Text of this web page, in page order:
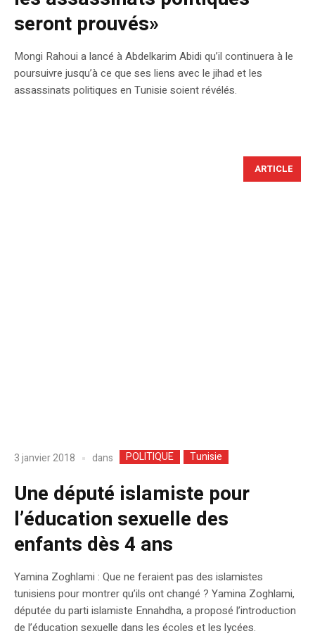
seront prouvés»
Mongi Rahoui a lancé à Abdelkarim Abidi qu’il continuera à le
poursuivre jusqu’à ce que ses liens avec le jihad et les
assassinats politiques en Tunisie soient révélés.
ARTICLE
3 janvier 2018 dans POLITIQUE Tunisie
Une député islamiste pour
l’éducation sexuelle des
enfants dès 4 ans
Yamina Zoghlami : Que ne feraient pas des islamistes
tunisiens pour montrer qu’ils ont changé ? Yamina Zoghlami,
députée du parti islamiste Ennahdha, a proposé l’introduction
de l’éducation sexuelle dans les écoles et les lycées.